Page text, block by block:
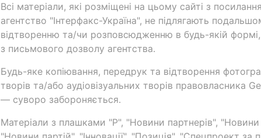
Всі матеріали, які розміщені на цьому сайті з
агентство "Інтерфакс-Україна", не підлягають
відтворенню та/чи розповсюдженню в будь-якій
з письмового дозволу агентства.
Будь-яке копіювання, передрук та відтворення
творів та/або аудіовізуальних творів правовласника
— суворо забороняється.
Матеріали з плашками "Р", "Новини партнерів", "Новини